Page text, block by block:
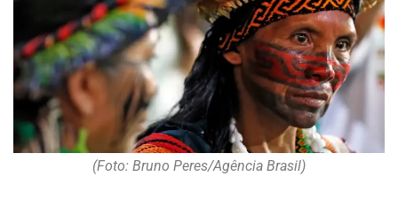
(Foto: Bruno Peres/Agência Brasil)